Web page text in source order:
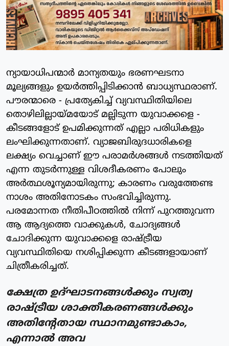
ന്യായാധിപന്മാർ മാന്യതയും ഭരണഘടനാ
മൂല്യങ്ങളും ഉയർത്തിപ്പിടിക്കാൻ ബാധ്യസ്ഥരാണ്.
പൗരന്മാരെ - പ്രത്യേകിച്ച് വ്യവസ്ഥിതിയിലെ
തൊഴിലില്ലായ്മയോട് മല്ലിടുന്ന യുവാക്കളെ -
കീടങ്ങളോട് ഉപമിക്കുന്നത് എല്ലാ പരിധികളും
ലംഘിക്കുന്നതാണ്. വ്യാജബിരുദധാരികളെ
ലക്ഷ്യം വെച്ചാണ് ഈ പരാമർശങ്ങൾ നടത്തിയത്
എന്ന തുടർന്നുള്ള വിശദീകരണം പോലും
അർത്ഥശൂന്യമായിരുന്നു; കാരണം വരുത്തേണ്ട
നാശം അതിനോടകം സംഭവിച്ചിരുന്നു.
പരമോന്നത നീതിപീഠത്തിൽ നിന്ന് പുറത്തുവന്ന
ആ ആദ്യത്തെ വാക്കുകൾ, ചോദ്യങ്ങൾ
ചോദിക്കുന്ന യുവാക്കളെ രാഷ്ട്രീയ
വ്യവസ്ഥിതിയെ നശിപ്പിക്കുന്ന കീടങ്ങളായാണ്
ചിത്രീകരിച്ചത്.
ക്ഷേത്ര ഉദ്ഘാടനങ്ങൾക്കും സ്വത്വ
രാഷ്ട്രീയ ശാക്തീകരണങ്ങൾക്കും
അതിന്റേതായ സ്ഥാനമുണ്ടാകാം,
എന്നാൽ അവ